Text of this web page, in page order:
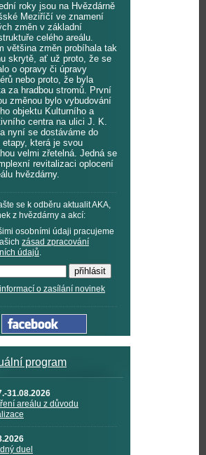
roky jsou na Hvězdárně
Meziříčí ve znamení
změn v základní
celého areálu.
většina změn probíhala tak
skrytě, ať už proto, že se
o opravy či úpravy
nebo proto, že byla
za hradbou stromů. První
změnou bylo vybudování
objektu Kulturního a
centra na ulici J. K.
nyní se dostáváme do
etapy, která je svou
velmi zřetelná. Jedná se
revitalizaci oplocení
hvězdárny.
se k odběru aktualit AKA,
z hvězdárny a akcí:
osobními údaji pracujeme
zásad zpracování
údajů.
o zasílání novinek
program
31.08.2026
areálu z důvodu
duel